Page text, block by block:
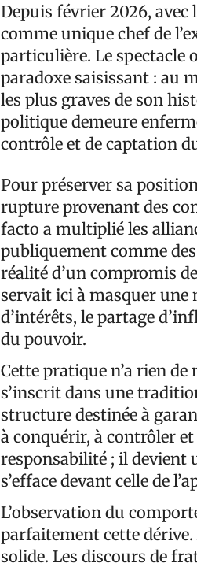
Depuis février 2026,
comme unique chef de
particulière. Le spectacle
paradoxe saisissant : au
les plus graves de son
politique demeure
contrôle et de captation
Pour préserver sa
rupture provenant des
facto a multiplié les
publiquement comme
réalité d’un compromis
servait ici à masquer une
d’intérêts, le partage
du pouvoir.
Cette pratique n’a rien
s’inscrit dans une
structure destinée à
à conquérir, à contrôler et
responsabilité ; il devient
s’efface devant celle de
L’observation du
parfaitement cette
solide. Les discours de